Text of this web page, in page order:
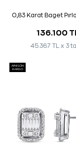
0,83 Karat Baget
136.100
45.367 TL x 3
AYNI GÜN
KARGO